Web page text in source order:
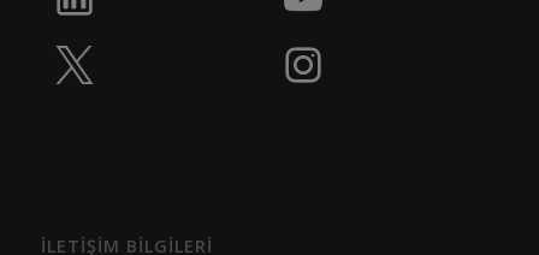
İLETİŞİM BİLGİLERİ